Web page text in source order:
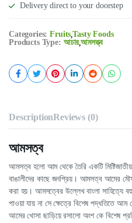
Delivery direct to your doorstep
Categories: Fruits,Tasty Foods
Products Type: আচার,আমসত্ত্ব
DescriptionReviews (0)
আমসত্ব
আমসত্ব হলো আম থেকে তৈরি একটি মিষ্টিজাতীয়
বাঙালীদের কাছে জনপ্রিয়। আমসত্ব আমের
করা হয়। আমসত্বের উল্লেখ বাংলা সাহিত্যে
পাওয়া যায় না সে ক্ষেত্রে বিশেষ পদ্ধতিতে
আমের খোসা ছাড়িয়ে রসালো অংশ কে বিশেষ